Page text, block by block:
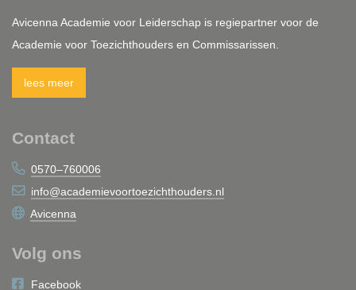
Avicenna Academie voor Leiderschap is regiepartner voor de
Academie voor Toezichthouders en Commissarissen.
lees meer
Contact
0570–760006
info@academievoortoezichthouders.nl
Avicenna
Volg ons
Facebook